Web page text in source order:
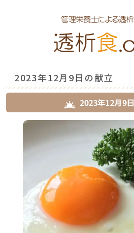
2023年12月9日の献立
2023年12月9日